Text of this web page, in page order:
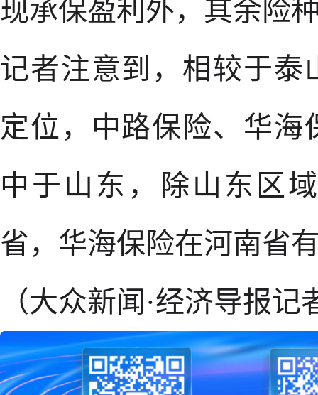
现承保盈利外，其余险
记者注意到，相较于泰
定位，中路保险、华
中于山东，除山东区
省，华海保险在河南省
（大众新闻·经济导报记